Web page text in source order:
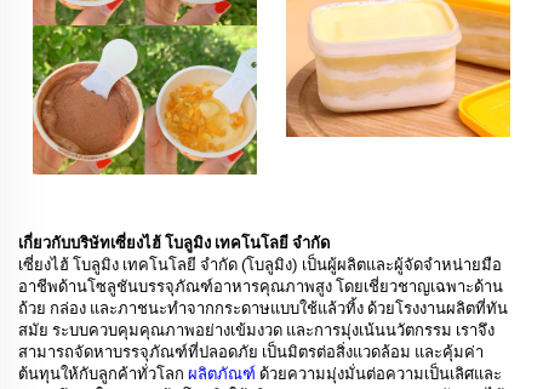
เกี่ยวกับบริษัทเซี่ยงไฮ้ โบลูมิง เทคโนโลยี จำกัด
เซี่ยงไฮ้ โบลูมิง เทคโนโลยี จำกัด (โบลูมิง) เป็นผู้ผลิตและผู้จัดจำหน่ายมือ
อาชีพด้านโซลูชันบรรจุภัณฑ์อาหารคุณภาพสูง โดยเชี่ยวชาญเฉพาะด้าน
ถ้วย กล่อง และภาชนะทำจากกระดาษแบบใช้แล้วทิ้ง ด้วยโรงงานผลิตที่ทัน
สมัย ระบบควบคุมคุณภาพอย่างเข้มงวด และการมุ่งเน้นนวัตกรรม เราจึง
สามารถจัดหาบรรจุภัณฑ์ที่ปลอดภัย เป็นมิตรต่อสิ่งแวดล้อม และคุ้มค่า
ต้นทุนให้กับลูกค้าทั่วโลก ผลิตภัณฑ์ ด้วยความมุ่งมั่นต่อความเป็นเลิศและ